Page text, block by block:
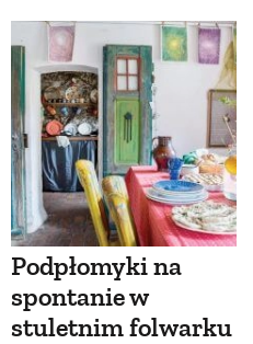
Podpłomyki na
spontanie w
stuletnim folwarku